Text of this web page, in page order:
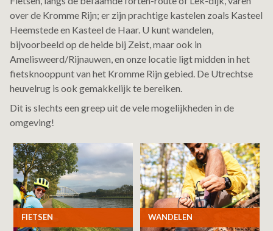
over de Kromme Rijn; er zijn prachtige kastelen zoals Kasteel
Heemstede en Kasteel de Haar. U kunt wandelen,
bijvoorbeeld op de heide bij Zeist, maar ook in
Amelisweerd/Rijnauwen, en onze locatie ligt midden in het
fietsknooppunt van het Kromme Rijn gebied. De Utrechtse
heuvelrug is ook gemakkelijk te bereiken.
Dit is slechts een greep uit de vele mogelijkheden in de
omgeving!
FIETSEN WANDELEN